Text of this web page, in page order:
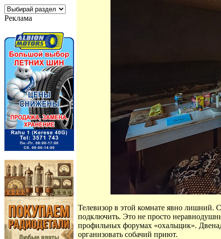
Реклама
Телевизор в этой комнате явно лишний.
подключить. Это не просто
профильных форумах «охальщик».
организовать собачий приют.